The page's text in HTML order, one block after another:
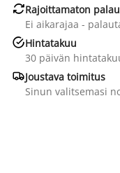
Rajoittamaton
Ei aikarajaa -
Hintatakuu
30 päivän
Joustava toimitus
Sinun valitsemasi